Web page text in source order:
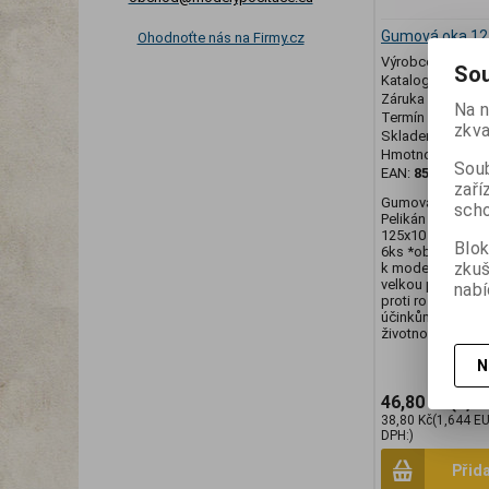
Ohodnoťte nás na Firmy.cz Gumová oka
Výrobce:
Pelikán
Katalogové
Záruka (měsíců):
Termín dodání
Skladem:
1 ks
Hmotnost:
EAN:
Gumová oka
Pelikán
125x10 6ks .
6ks *obal má
k modelům.
velkou
proti roztržení a
účinkům paliva.
životnost a
46,80 Kč
38,80 Kč(1,644
DPH:)
Na